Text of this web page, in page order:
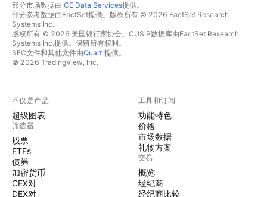
部分市场数据由ICE Data Services提供。
部分参考数据由FactSet提供。版权所有 © 2026 FactSet Research
Systems Inc.
版权所有 © 2026 美国银行家协会。CUSIP数据库由FactSet Research
Systems Inc.提供。保留所有权利。
SEC文件和其他文件由Quartr提供。
© 2026 TradingView, Inc.
不仅是产品
超级图表
筛选器
股票
ETFs
债券
加密货币
CEX对
DEX对
工具和订阅
功能特色
价格
市场数据
礼物方案
交易
概览
经纪商
经纪商比较